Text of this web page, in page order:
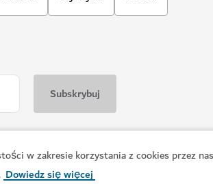
w zakresie korzystania z cookies przez
Dowiedz się więcej
ciało